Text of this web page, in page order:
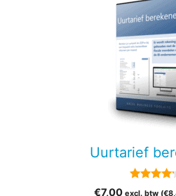
Uurtarief
4.00
€7,00 excl. btw (€